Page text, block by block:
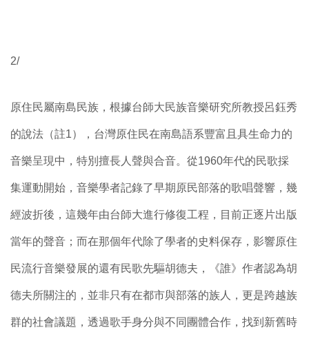
2/
原住民屬南島民族，根據台師大民族音樂研究所教授呂鈺秀
的說法（註1），台灣原住民在南島語系豐富且具生命力的
音樂呈現中，特別擅長人聲與合音。從1960年代的民歌採
集運動開始，音樂學者記錄了早期原民部落的歌唱聲響，幾
經波折後，這幾年由台師大進行修復工程，目前正逐片出版
當年的聲音；而在那個年代除了學者的史料保存，影響原住
民流行音樂發展的還有民歌先驅胡德夫，《誰》作者認為胡
德夫所關注的，並非只有在都市與部落的族人，更是跨越族
群的社會議題，透過歌手身分與不同團體合作，找到新舊時